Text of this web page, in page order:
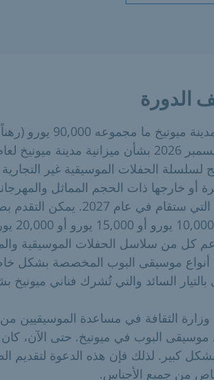
الدورة
تمنح مدينة ميونيخ
لسلسلة الحفلات الموسيقية غير
أو خارجها ذات الحجم المماثل
البوب التي ستقام في عام
كل من سلاسل الحفلات الموسيقية
أنواع موسيقى البوب المخصصة بشكل
السائد والتي تُشرك فناني ميونيخ
الثقافة في مساعدة الموسيقيين
البوب في ميونيخ. حتى الآن، كان
بشكل كبير. لذلك فإن هذه الدعوة
من جميع الأجناس.